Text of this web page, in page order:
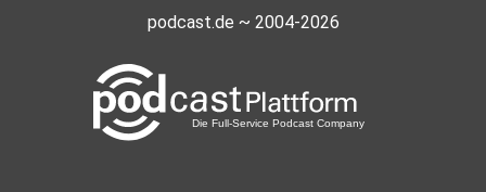
podcast.de ~ 2004-2026